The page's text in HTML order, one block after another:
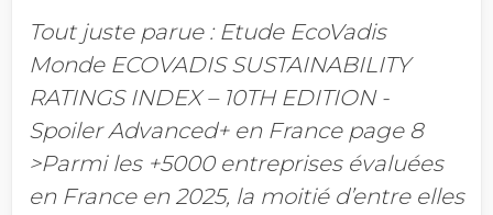
Tout juste parue : Etude EcoVadis
Monde ECOVADIS SUSTAINABILITY
RATINGS INDEX – 10TH EDITION -
Spoiler Advanced+ en France page 8
>Parmi les +5000 entreprises évaluées
en France en 2025, la moitié d’entre elles